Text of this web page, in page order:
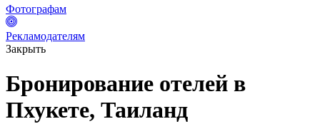
Фотографам
Рекламодателям
Закрыть
Бронирование отелей в
Пхукете, Таиланд